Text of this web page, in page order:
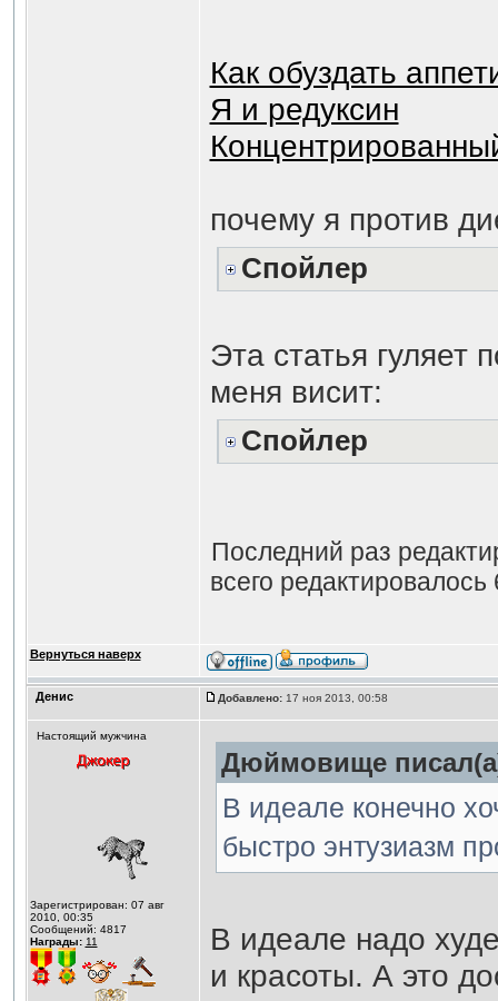
Как обуздать
Я и редуксин
почему я против
Спойлер
Эта статья гуляет
меня висит:
Спойлер
Последний раз
всего редактировалось
Вернуться наверх
Денис Добавлено:17 ноя 2013, 00:58
Настоящий мужчина
Зарегистрирован: 07 авг
2010, 00:35
Сообщений: 4817
Награды: 11
Дюймовище
В идеале конечно
быстро энтузиазм
В идеале надо
и красоты. А это